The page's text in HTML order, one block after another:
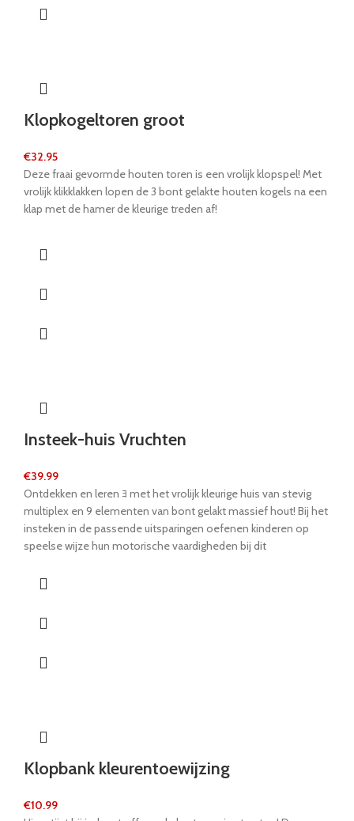
Klopkogeltoren groot
€32.95
Deze fraai gevormde houten toren is een vrolijk klopspel! Met
vrolijk klikklakken lopen de 3 bont gelakte houten kogels na een
klap met de hamer de kleurige treden af!
Insteek-huis Vruchten
€39.99
Ontdekken en leren ﾖ met het vrolijk kleurige huis van stevig
multiplex en 9 elementen van bont gelakt massief hout! Bij het
insteken in de passende uitsparingen oefenen kinderen op
speelse wijze hun motorische vaardigheden bij dit
Klopbank kleurentoewijzing
€10.99